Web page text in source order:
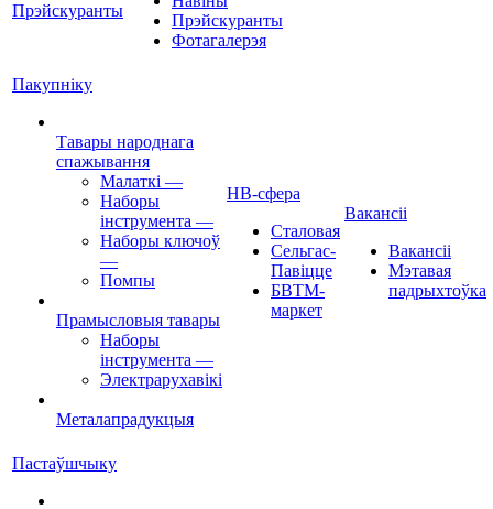
Прэйскуранты
Прэйскуранты
Фотагалерэя
Пакупніку
Тавары народнага
спажывання
Малаткі —
Наборы
інструмента —
Наборы ключоў
—
Помпы
Прамысловыя тавары
Наборы
інструмента —
Электрарухавікі
Металапрадукцыя
НВ-сфера
Сталовая
Сельгас-
Павіцце
БВТМ-
маркет
Вакансіі
Вакансіі
Мэтавая
падрыхтоўка
Пастаўшчыку